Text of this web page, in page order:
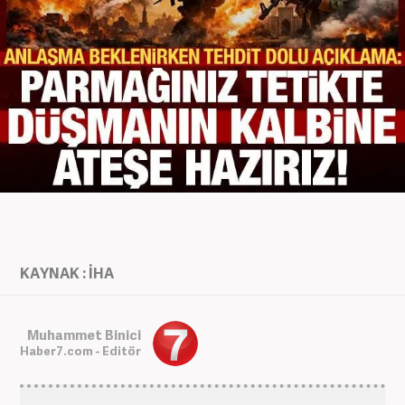
KAYNAK : İHA
Muhammet Binici
Haber7.com - Editör